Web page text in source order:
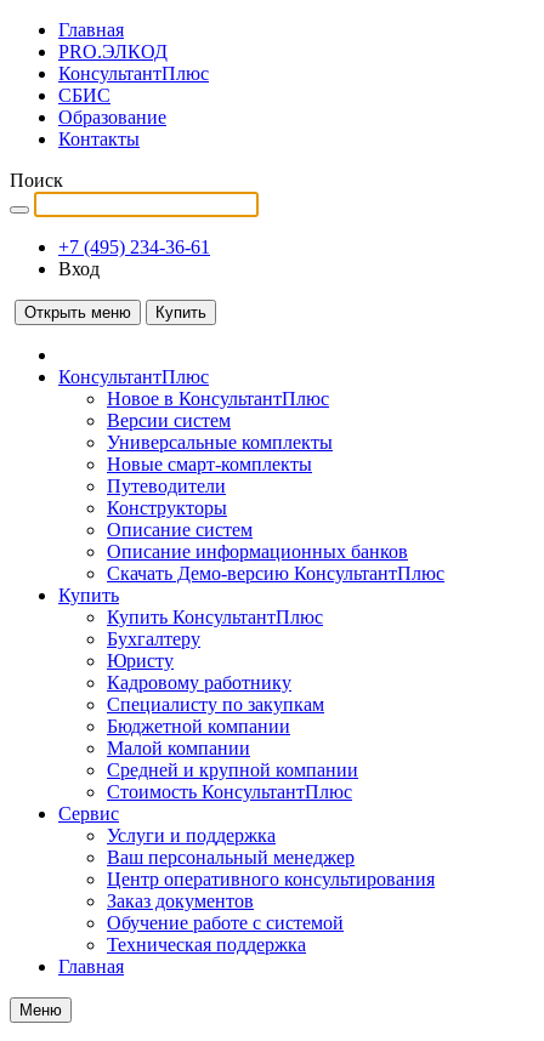
Главная
PRO.ЭЛКОД
КонсультантПлюс
СБИС
Образование
Контакты
Поиск
+7 (495) 234-36-61
Вход
Открыть меню Купить
КонсультантПлюс
Новое в КонсультантПлюс
Версии систем
Универсальные комплекты
Новые смарт-комплекты
Путеводители
Конструкторы
Описание систем
Описание информационных банков
Скачать Демо-версию КонсультантПлюс
Купить
Купить КонсультантПлюс
Бухгалтеру
Юристу
Кадровому работнику
Специалисту по закупкам
Бюджетной компании
Малой компании
Средней и крупной компании
Стоимость КонсультантПлюс
Сервис
Услуги и поддержка
Ваш персональный менеджер
Центр оперативного консультирования
Заказ документов
Обучение работе с системой
Техническая поддержка
Главная
Меню